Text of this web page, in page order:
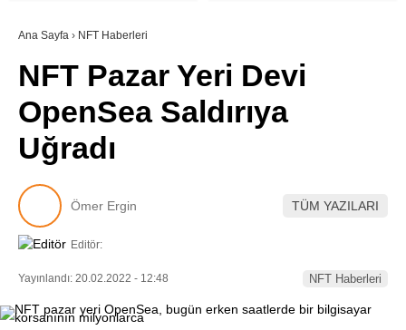
Youtube
TikTok
SÖZLÜK
Ana Sayfa › NFT Haberleri
NFT Pazar Yeri Devi
OpenSea Saldırıya
Uğradı
Ömer Ergin TÜM YAZILARI
Editör:
Yayınlandı: 20.02.2022 - 12:48 NFT Haberleri